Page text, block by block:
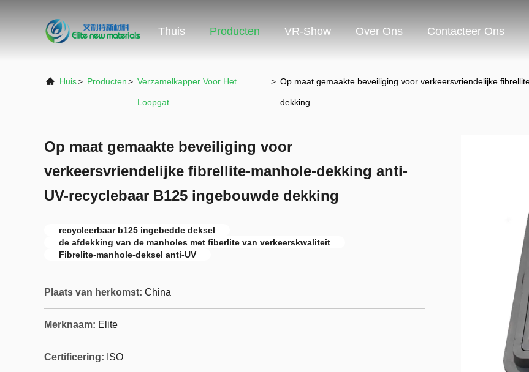
Thuis Producten VR-Show Over Ons Contacteer Ons
Huis> Producten> Verzamelkapper Voor Het
Loopgat
> Op maat gemaakte beveiliging voor verkeersvriendelijke
dekking
Op maat gemaakte beveiliging voor
verkeersvriendelijke fibrellite-manhole-dekking anti-
UV-recyclebaar B125 ingebouwde dekking
recycleerbaar b125 ingebedde deksel
de afdekking van de manholes met fiberlite van verkeerskwaliteit
Fibrelite-manhole-deksel anti-UV
Plaats van herkomst: China
Merknaam: Elite
Certificering: ISO